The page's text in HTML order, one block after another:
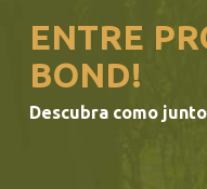
ENTRE
BOND!
Descubra como